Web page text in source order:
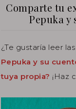
Comparte tu
Pepuka y
¿Te gustaría leer
Pepuka y su
tuya propia? ¡Haz